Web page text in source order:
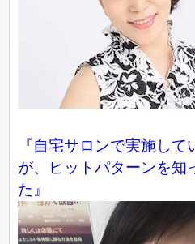
『自宅サロンで実施し
が、ヒットパターンを知
た』